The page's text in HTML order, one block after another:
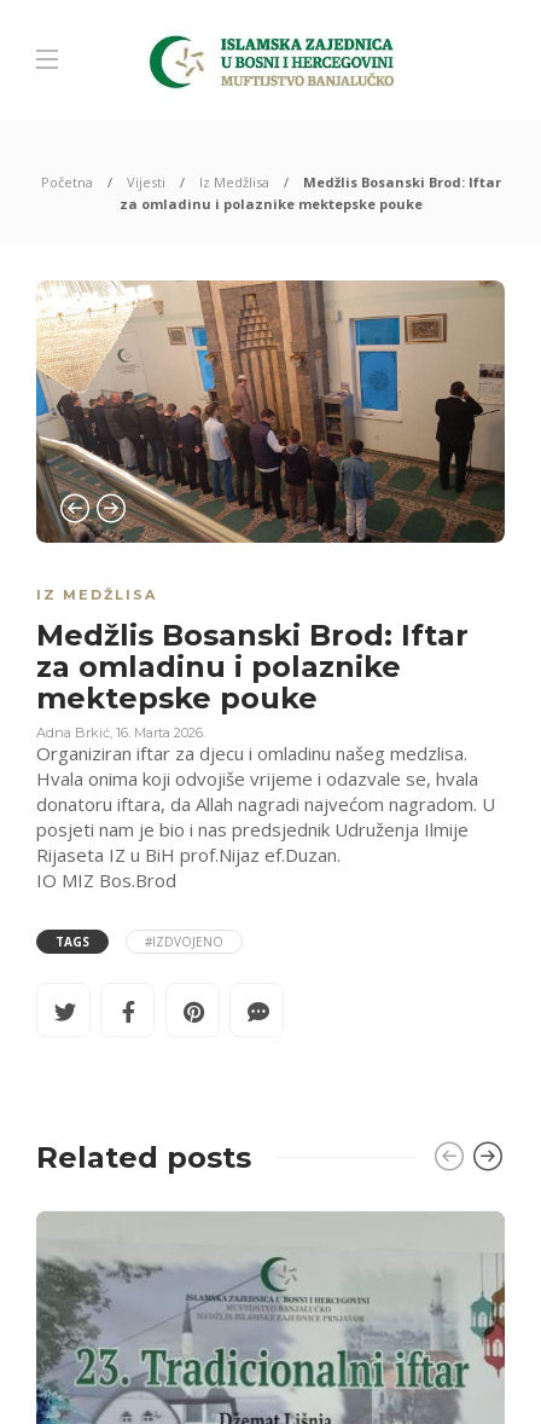
Početna Vijesti Iz Medžlisa
Medžlis Bosanski Brod: Iftar
za omladinu i polaznike mektepske pouke
IZ MEDŽLISA
Medžlis Bosanski Brod: Iftar
za omladinu i polaznike
mektepske pouke
Adna Brkić, 16. Marta 2026.
Organiziran iftar za djecu i omladinu našeg medzlisa.
Hvala onima koji odvojiše vrijeme i odazvale se, hvala
donatoru iftara, da Allah nagradi najvećom nagradom. U
posjeti nam je bio i nas predsjednik Udruženja Ilmije
Rijaseta IZ u BiH prof.Nijaz ef.Duzan.
IO MIZ Bos.Brod
TAGS #IZDVOJENO
Related posts